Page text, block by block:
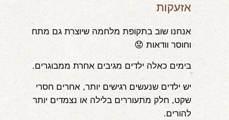
קשיים רגשיים, אתגרי התנהגות
אזעקות
אנחנו שוב בתקופת מלחמה שיוצרת גם מתח
וחוסר וודאות 😟
בימים כאלה ילדים מגיבים אחרת ממבוגרים.
יש ילדים שנעשים רגישים יותר, אחרים חסרי
שקט, חלק מתעוררים בלילה או נצמדים יותר
להורים.